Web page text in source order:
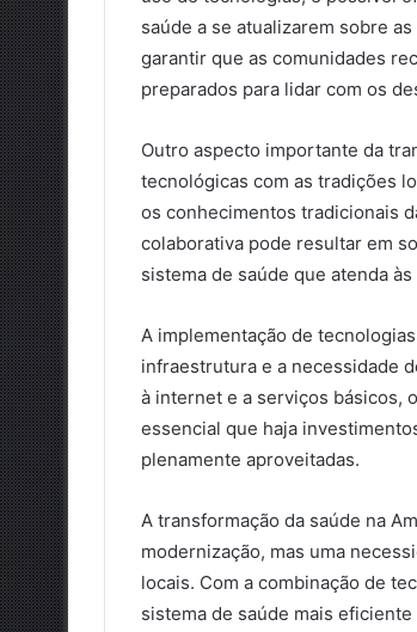
saúde a se atualizarem sobre
garantir que as comunidades
preparados para lidar com os
Outro aspecto importante da
tecnológicas com as tradições
os conhecimentos tradicionais
colaborativa pode resultar em
sistema de saúde que atenda
A implementação de
infraestrutura e a necessidade
à internet e a serviços básicos,
essencial que haja
plenamente aproveitadas.
A transformação da saúde na
modernização, mas uma
locais. Com a combinação de
sistema de saúde mais